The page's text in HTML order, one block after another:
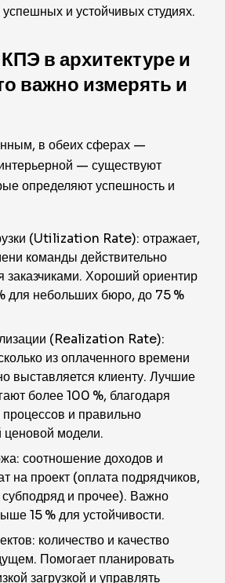
и устойчивых студиях.
в архитектуре и
важно измерять и
в обеих сферах —
— существуют
определяют успешность и
(Utilization Rate): отражает,
команды действительно
заказчиками. Хороший ориентир
небольших бюро, до 75 %
(Realization Rate):
из оплаченного времени
выставляется клиенту. Лучшие
более 100 %, благодаря
и правильно
ценовой модели.
соотношение доходов и
на проект (оплата подрядчиков,
и прочее). Важно
15 % для устойчивости.
количество и качество
Помогает планировать
загрузкой и управлять